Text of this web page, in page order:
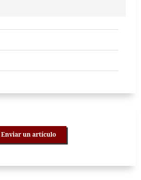
Enviar un artículo